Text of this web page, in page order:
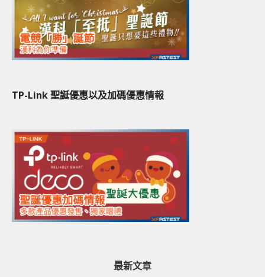
TP-Link 聖誕優惠以及加碼優惠情報
最新文章